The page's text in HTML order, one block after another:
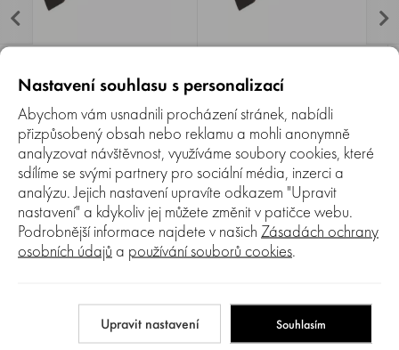
Nůž AL-KO pro záběr 103, 105
cm pravý
Žací nůž AL-KO je pravý
náhradní nůž pro zahradní
traktory AL-KO se záběrem
žacího nože 103 a 105 cm.
Skladem 5+ ks
899 Kč
752 Kč
Nůž AL-KO pro záběr 103, 105
cm levý
Žací nůž AL-KO je levý
náhradní nůž pro zahradní
traktory AL-KO se záběrem
žacího nože 103 a 105 cm.
Skladem 5+ ks
899 Kč
752 Kč
Nastavení souhlasu s personalizací
Abychom vám usnadnili procházení stránek, nabídli
přizpůsobený obsah nebo reklamu a mohli anonymně
analyzovat návštěvnost, využíváme soubory cookies, které
sdílíme se svými partnery pro sociální média, inzerci a
analýzu. Jejich nastavení upravíte odkazem "Upravit
nastavení" a kdykoliv jej můžete změnit v patičce webu.
Podrobnější informace najdete v našich Zásadách ochrany
osobních údajů a používání souborů cookies.
Upravit nastavení Souhlasím